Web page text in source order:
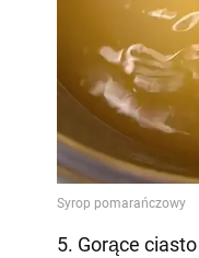
5. Gorące